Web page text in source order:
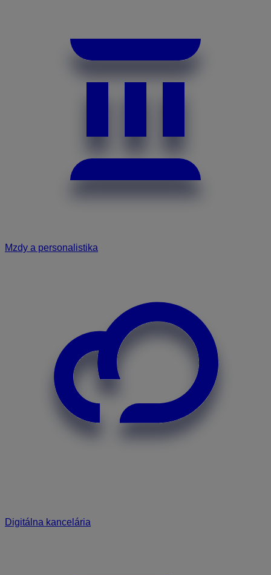
Mzdy a personalistika
Digitálna kancelária